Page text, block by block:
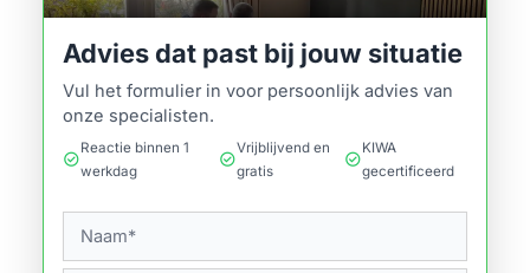
Advies dat past bij jouw situatie
Vul het formulier in voor persoonlijk advies van
onze specialisten.
check_circle
Reactie binnen 1
werkdag
check_circle
Vrijblijvend en
gratis
check_circle
KIWA
gecertificeerd